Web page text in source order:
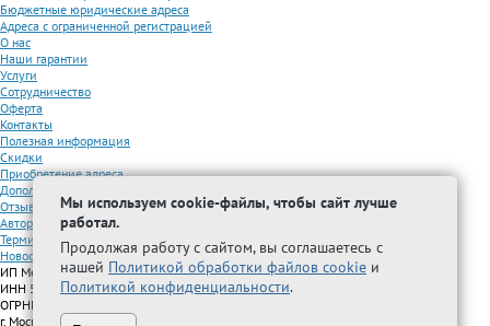
Бюджетные юридические адреса
Адреса с ограниченной регистрацией
О нас
Наши гарантии
Услуги
Сотрудничество
Оферта
Контакты
Полезная информация
Скидки
Приобретение адреса
Дополнительные услуги
Отзывы
Авторизованные партнеры
Термины
Новости
ИП Межидова А.М.
ИНН 501209692616
ОГРНИП 325508100296005
г. Москва, Волжский бульвар, д. 51, стр. 15
Мы используем cookie-файлы, чтобы сайт лучше
работал.
Продолжая работу с сайтом, вы соглашаетесь с
нашей Политикой обработки файлов cookie и
Политикой конфиденциальности.